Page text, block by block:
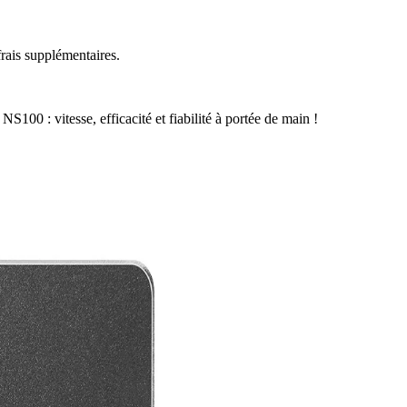
supplémentaires.
: vitesse, efficacité et fiabilité à portée de main !